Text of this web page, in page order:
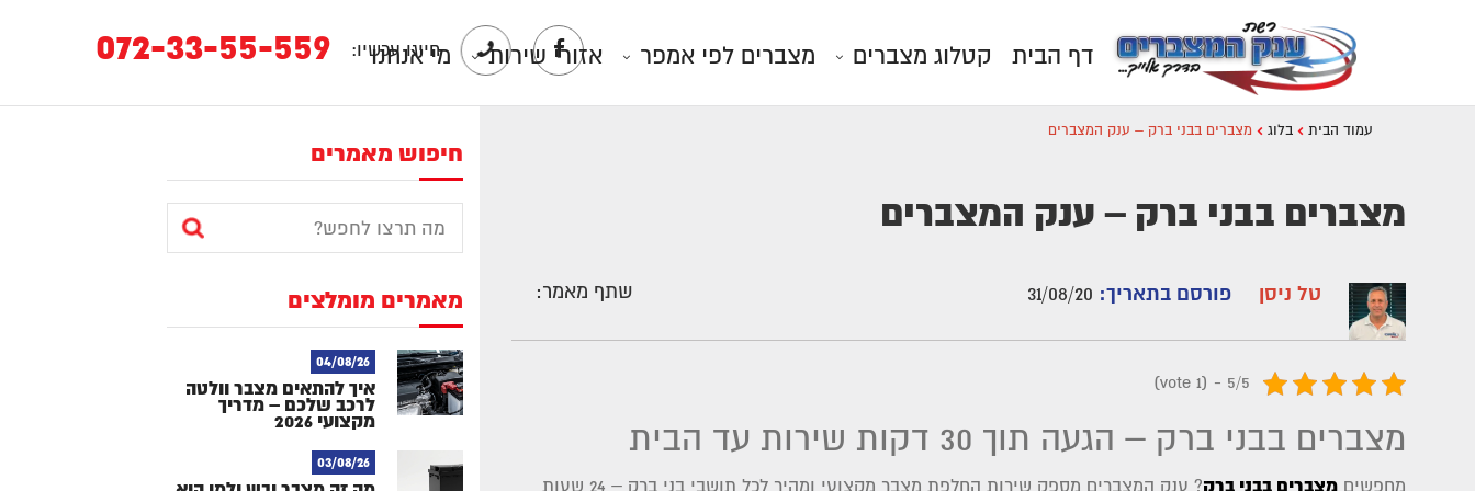
חייגו עכשיו: 072-33-55-559 דף הבית קטלוג מצברים מצברים לפי אמפר אזורי שירות מי אנחנו
עמוד הבית בלוג מצברים בבני ברק – ענק המצברים
מצברים בבני ברק – ענק המצברים
שתף מאמר: טל ניסן פורסם בתאריך: 31/08/20
5/5 - (1 vote)
מצברים בבני ברק – הגעה תוך 30 דקות שירות עד הבית
מחפשים
? ענק המצברים מספק שירות החלפת מצבר מקצועי ומהיר לכל תושבי בני ברק – 24 שעות
חיפוש מאמרים
מאמרים מומלצים
04/08/26
איך להתאים מצבר וולטה
לרכב שלכם – מדריך
מקצועי 2026
03/08/26